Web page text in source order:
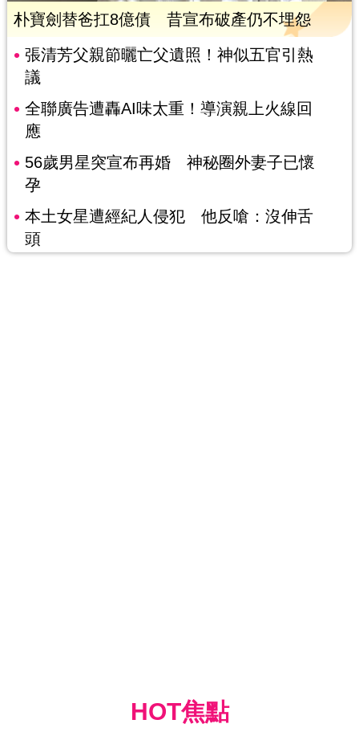
朴寶劍替爸扛8億債 昔宣布破產仍不埋怨
張清芳父親節曬亡父遺照！神似五官引熱
議
全聯廣告遭轟AI味太重！導演親上火線回
應
56歲男星突宣布再婚 神秘圈外妻子已懷
孕
本土女星遭經紀人侵犯 他反嗆：沒伸舌
頭
HOT焦點